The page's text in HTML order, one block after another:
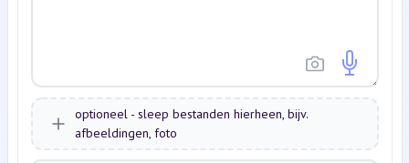
optioneel - sleep bestanden hierheen, bijv.
afbeeldingen, foto